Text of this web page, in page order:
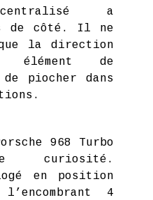
a
de côté. Il ne
la direction
élément de
piocher dans
968 Turbo
en position
4